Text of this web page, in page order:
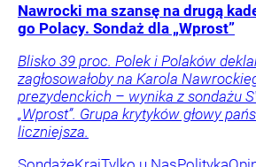
Nawrocki ma szansę na drugą
go Polacy. Sondaż dla „Wprost”
Blisko 39 proc. Polek i Polaków
zagłosowałoby na Karola
prezydenckich – wynika z sondażu
„Wprost”. Grupa krytyków głowy
liczniejsza.